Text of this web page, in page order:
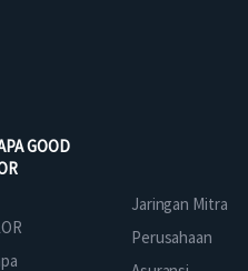
GOOD
Jaringan Mitra
Perusahaan